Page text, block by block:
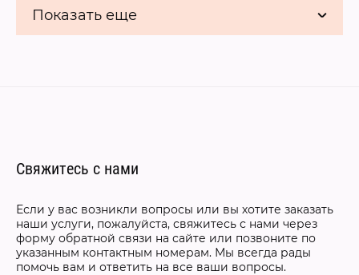
Показать еще
Свяжитесь с нами
Если у вас возникли вопросы или вы хотите заказать
наши услуги, пожалуйста, свяжитесь с нами через
форму обратной связи на сайте или позвоните по
указанным контактным номерам. Мы всегда рады
помочь вам и ответить на все ваши вопросы.